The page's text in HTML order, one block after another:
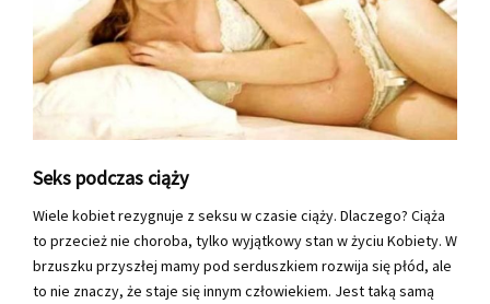
Seks podczas ciąży
Wiele kobiet rezygnuje z seksu w czasie ciąży. Dlaczego? Ciąża
to przecież nie choroba, tylko wyjątkowy stan w życiu Kobiety. W
brzuszku przyszłej mamy pod serduszkiem rozwija się płód, ale
to nie znaczy, że staje się innym człowiekiem. Jest taką samą